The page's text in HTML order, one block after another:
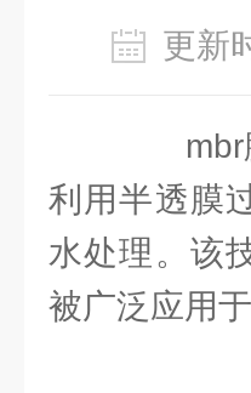
更
mbr膜
利用半透膜
水处理。该
被广泛应用